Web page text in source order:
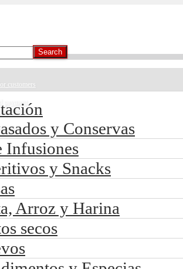
customers
payment
bread
y Conservas
Infusiones
y Snacks
Arroz y Harina
secos